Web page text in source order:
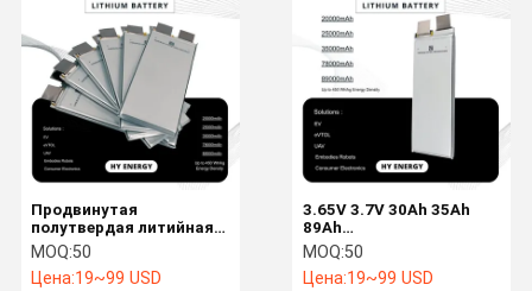
Продвинутая
полутвердая литийная
батарея 3.65V 35Ah для
индивидуальных
батарей
MOQ:50
Цена:19~99 USD
3.65V 3.7V 30Ah 35Ah
89Ah
Полутвердотельные
батареи
MOQ:50
Цена:19~99 USD